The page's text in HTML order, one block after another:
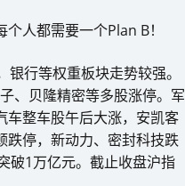
人都需要一个Plan B！
行等权重板块走势较强。
、贝隆精密等多股涨停。军
车整车股午后大涨，安凯客
跌停，新动力、密封科技跌
破1万亿元。截止收盘沪指